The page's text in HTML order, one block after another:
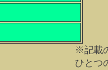
※記載
ひとつ